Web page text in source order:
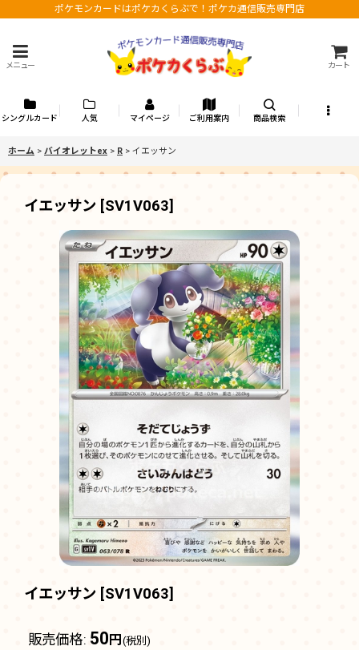
ポケモンカードはポケカくらぶで！ポケカ通信販売専門店
メニュー カート
シングルカード 人気 マイページ ご利用案内 商品検索
ホーム > バイオレットex > R > イエッサン
イエッサン [SV1V063]
イエッサン [SV1V063]
販売価格: 50 円 (税別)